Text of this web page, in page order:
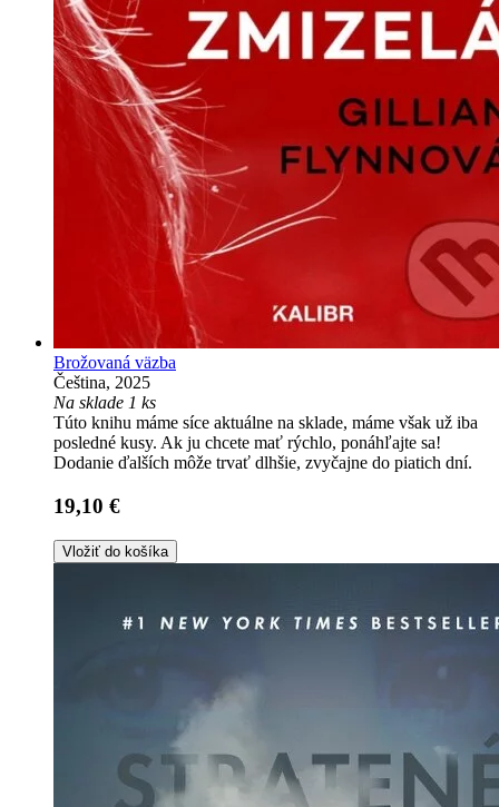
Brožovaná väzba
Čeština, 2025
Na sklade 1 ks
Túto knihu máme síce aktuálne na sklade, máme však už iba
posledné kusy. Ak ju chcete mať rýchlo, ponáhľajte sa!
Dodanie ďalších môže trvať dlhšie, zvyčajne do piatich dní.
19,10 €
Vložiť do košíka